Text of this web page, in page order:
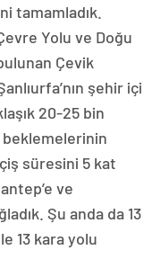
tamamladık.
Yolu ve Doğu
Çevik
şehir içi
20-25 bin
süresini 5 kat
ve
Şu anda da 13
13 kara yolu